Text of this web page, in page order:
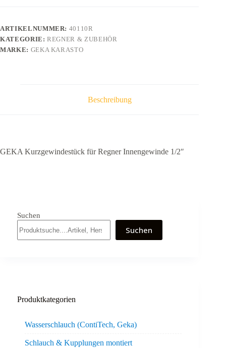
ARTIKELNUMMER: 40110R
KATEGORIE:REGNER & ZUBEHÖR
MARKE: GEKA KARASTO
Beschreibung
GEKA Kurzgewindestück für Regner Innengewinde 1/2″
Suchen
Suchen
Produktkategorien
Wasserschlauch (ContiTech, Geka)
Schlauch & Kupplungen montiert